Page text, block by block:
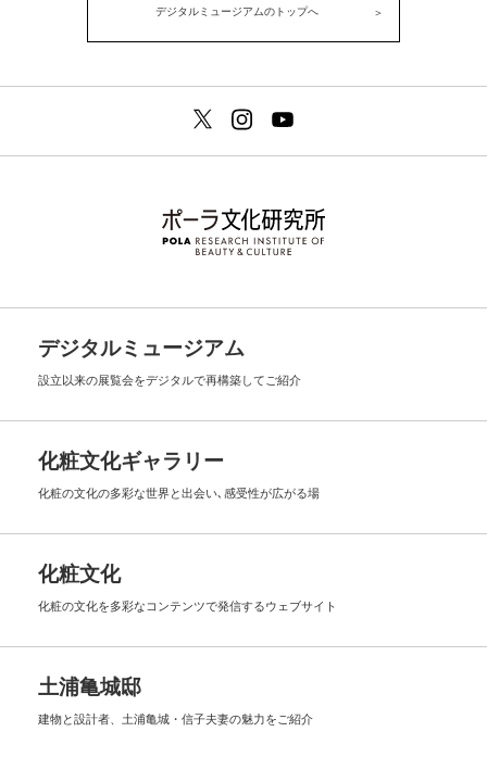
デジタルミュージアムのトップへ
デジタルミュージアム
設立以来の展覧会をデジタルで再構築してご紹介
化粧文化ギャラリー
化粧の文化の多彩な世界と出会い､ 感受性が広がる場
化粧文化
化粧の文化を多彩なコンテンツで発信するウェブサイト
土浦亀城邸
建物と設計者、土浦亀城・信子夫妻の魅力をご紹介